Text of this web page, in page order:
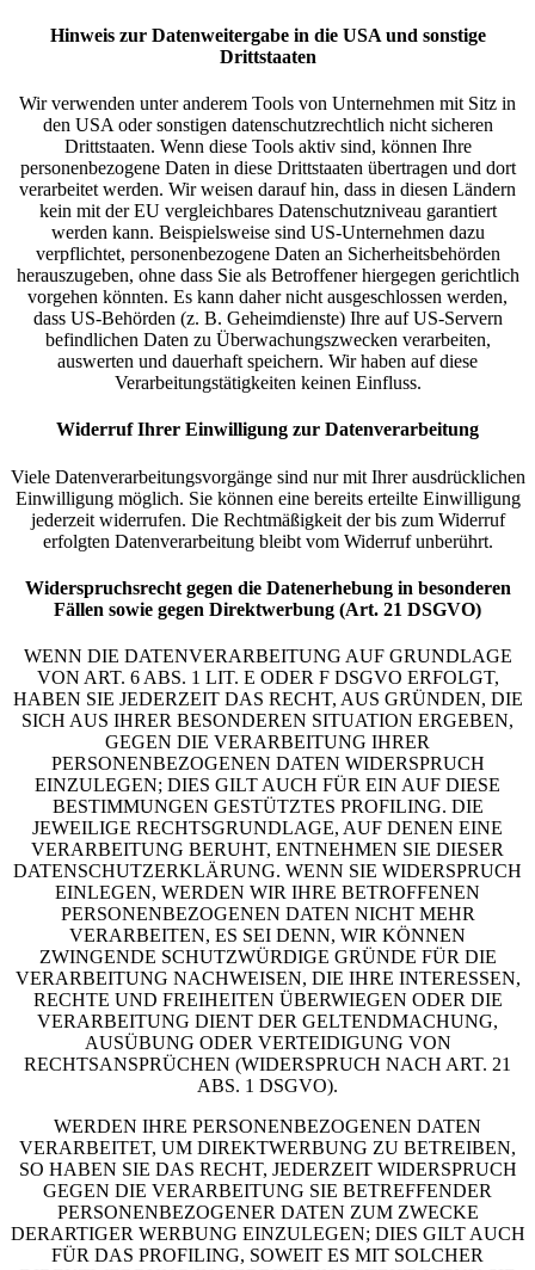
Hinweis zur Datenweitergabe in die USA und sonstige
Drittstaaten
Wir verwenden unter anderem Tools von Unternehmen mit Sitz in
den USA oder sonstigen datenschutzrechtlich nicht sicheren
Drittstaaten. Wenn diese Tools aktiv sind, können Ihre
personenbezogene Daten in diese Drittstaaten übertragen und dort
verarbeitet werden. Wir weisen darauf hin, dass in diesen Ländern
kein mit der EU vergleichbares Datenschutzniveau garantiert
werden kann. Beispielsweise sind US-Unternehmen dazu
verpflichtet, personenbezogene Daten an Sicherheitsbehörden
herauszugeben, ohne dass Sie als Betroffener hiergegen gerichtlich
vorgehen könnten. Es kann daher nicht ausgeschlossen werden,
dass US-Behörden (z. B. Geheimdienste) Ihre auf US-Servern
befindlichen Daten zu Überwachungszwecken verarbeiten,
auswerten und dauerhaft speichern. Wir haben auf diese
Verarbeitungstätigkeiten keinen Einfluss.
Widerruf Ihrer Einwilligung zur Datenverarbeitung
Viele Datenverarbeitungsvorgänge sind nur mit Ihrer ausdrücklichen
Einwilligung möglich. Sie können eine bereits erteilte Einwilligung
jederzeit widerrufen. Die Rechtmäßigkeit der bis zum Widerruf
erfolgten Datenverarbeitung bleibt vom Widerruf unberührt.
Widerspruchsrecht gegen die Datenerhebung in besonderen
Fällen sowie gegen Direktwerbung (Art. 21 DSGVO)
WENN DIE DATENVERARBEITUNG AUF GRUNDLAGE
VON ART. 6 ABS. 1 LIT. E ODER F DSGVO ERFOLGT,
HABEN SIE JEDERZEIT DAS RECHT, AUS GRÜNDEN, DIE
SICH AUS IHRER BESONDEREN SITUATION ERGEBEN,
GEGEN DIE VERARBEITUNG IHRER
PERSONENBEZOGENEN DATEN WIDERSPRUCH
EINZULEGEN; DIES GILT AUCH FÜR EIN AUF DIESE
BESTIMMUNGEN GESTÜTZTES PROFILING. DIE
JEWEILIGE RECHTSGRUNDLAGE, AUF DENEN EINE
VERARBEITUNG BERUHT, ENTNEHMEN SIE DIESER
DATENSCHUTZERKLÄRUNG. WENN SIE WIDERSPRUCH
EINLEGEN, WERDEN WIR IHRE BETROFFENEN
PERSONENBEZOGENEN DATEN NICHT MEHR
VERARBEITEN, ES SEI DENN, WIR KÖNNEN
ZWINGENDE SCHUTZWÜRDIGE GRÜNDE FÜR DIE
VERARBEITUNG NACHWEISEN, DIE IHRE INTERESSEN,
RECHTE UND FREIHEITEN ÜBERWIEGEN ODER DIE
VERARBEITUNG DIENT DER GELTENDMACHUNG,
AUSÜBUNG ODER VERTEIDIGUNG VON
RECHTSANSPRÜCHEN (WIDERSPRUCH NACH ART. 21
ABS. 1 DSGVO).
WERDEN IHRE PERSONENBEZOGENEN DATEN
VERARBEITET, UM DIREKTWERBUNG ZU BETREIBEN,
SO HABEN SIE DAS RECHT, JEDERZEIT WIDERSPRUCH
GEGEN DIE VERARBEITUNG SIE BETREFFENDER
PERSONENBEZOGENER DATEN ZUM ZWECKE
DERARTIGER WERBUNG EINZULEGEN; DIES GILT AUCH
FÜR DAS PROFILING, SOWEIT ES MIT SOLCHER